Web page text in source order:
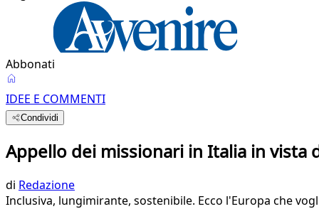
Abbonati
IDEE E COMMENTI
Condividi
Appello dei missionari in Italia in vista
di Redazione
Inclusiva, lungimirante, sostenibile. Ecco l'Europa che